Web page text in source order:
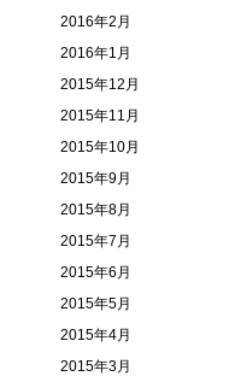
2016年2月
2016年1月
2015年12月
2015年11月
2015年10月
2015年9月
2015年8月
2015年7月
2015年6月
2015年5月
2015年4月
2015年3月